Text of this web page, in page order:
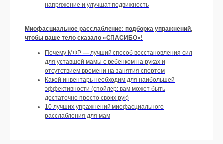
напряжение и улучшат подвижность
Миофасциальное расслабление: подборка упражнений,
чтобы ваше тело сказало «СПАСИБО»!
Почему МФР — лучший способ восстановления сил
для уставшей мамы с ребенком на руках и
отсутствием времени на занятия спортом
Какой инвентарь необходим для наибольшей
эффективности (спойлер: вам может быть
достаточно просто своих рук)
10 лучших упражнений миофасциального
расслабления для мам